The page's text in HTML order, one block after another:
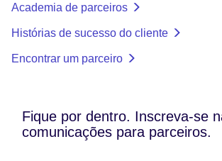
Academia de parceiros
Histórias de sucesso do cliente
Encontrar um parceiro
Fique por dentro. Inscreva-se
comunicações para parceiros.